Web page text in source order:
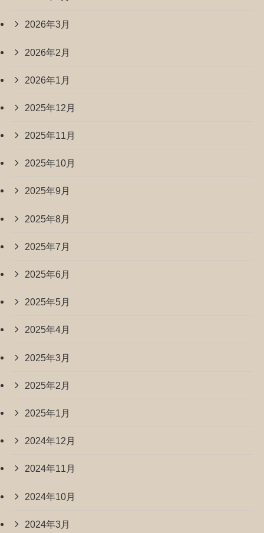
2026年3月
2026年2月
2026年1月
2025年12月
2025年11月
2025年10月
2025年9月
2025年8月
2025年7月
2025年6月
2025年5月
2025年4月
2025年3月
2025年2月
2025年1月
2024年12月
2024年11月
2024年10月
2024年3月